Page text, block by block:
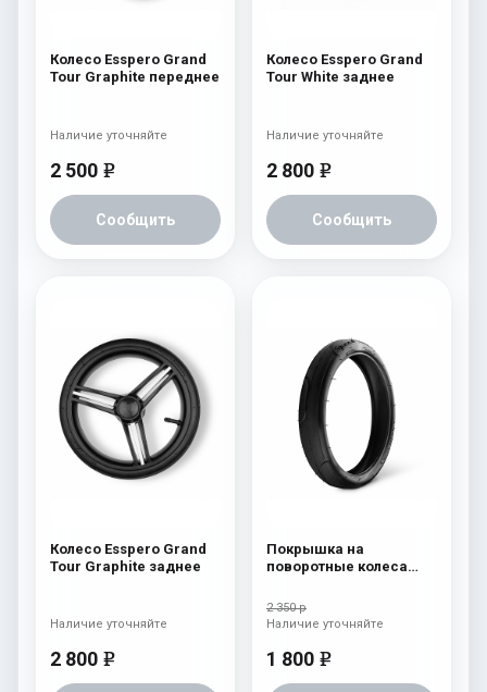
Колесо Esspero Grand
Tour Graphite переднее
2 500 e
Сообщить
Наличие уточняйте
Колесо Esspero Grand
Tour White заднее
2 800 e
Сообщить
Наличие уточняйте
Колесо Esspero Grand
Tour Graphite заднее
2 800 e
Наличие уточняйте
Покрышка на
поворотные колеса
2 350 р
1 800 e
Наличие уточняйте